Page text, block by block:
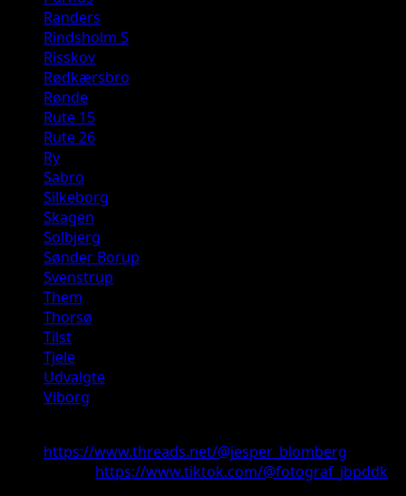
Randers
Rindsholm S
Risskov
Rødkærsbro
Rønde
Rute 15
Rute 26
Ry
Sabro
Silkeborg
Skagen
Solbjerg
Sønder Borup
Svenstrup
Them
Thorsø
Tilst
Tjele
Udvalgte
Viborg
https://www.threads.net/@jesper_blomberg
https://www.tiktok.com/@fotograf_jbpddk